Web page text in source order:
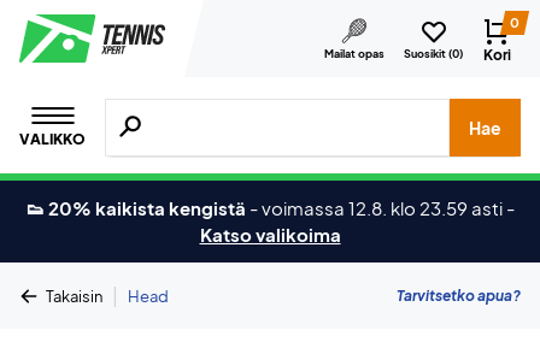
Mailat opas Suosikit (0)
0
Kori
VALIKKO
Hae tuotteita, merkkejä jne.
Hae
👟 20% kaikista kengistä -voimassa 12.8. klo 23.59 asti -
Katso valikoima
Takaisin | Head Tarvitsetko apua?